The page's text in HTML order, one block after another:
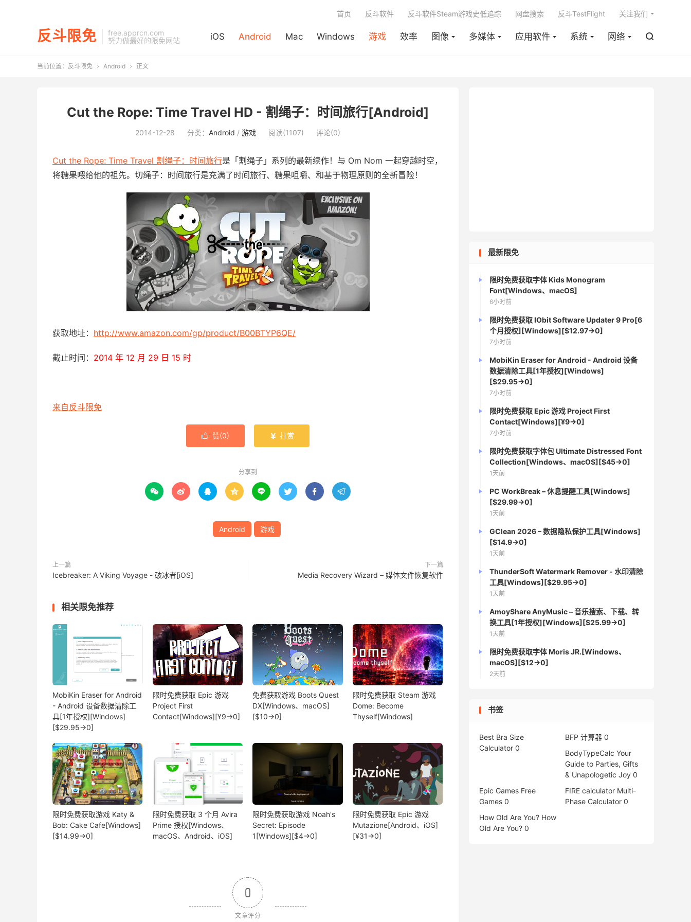
反斗限免
free.apprcn.com
努力做最好的限免网站
iOS Android Mac Windows 游戏 效率 图像 多媒体 应用软件 系统 网络 
首页 反斗软件 反斗软件Steam游戏史低追踪 网盘搜索 反斗TestFlight 关注我们
当前位置： 反斗限免  Android  正文
Cut the Rope: Time Travel HD - 割绳子：时间旅行[Android]
2014-12-28 分类： Android / 游戏 阅读(1107) 评论(0)
Cut the Rope: Time Travel 割绳子：时间旅行是「割绳子」系列的最新续作！与 Om Nom 一起穿越时空，
将糖果喂给他的祖先。切绳子：时间旅行是充满了时间旅行、糖果咀嚼、和基于物理原则的全新冒险！
获取地址： http://www.amazon.com/gp/product/B00BTYP6QE/
截止时间： 2014 年 12 月 29 日 15 时
来自反斗限免
 赞(0)  打赏
分享到
       
Android 游戏
上一篇
Icebreaker: A Viking Voyage - 破冰者[iOS]
下一篇
Media Recovery Wizard – 媒体文件恢复软件
相关限免推荐
MobiKin Eraser for Android
- Android 设备数据清除工
具[1年授权][Windows]
[$29.95→0]
限时免费获取 Epic 游戏
Project First
Contact[Windows][¥9→0]
免费获取游戏 Boots Quest
DX[Windows、macOS]
[$10→0]
限时免费获取 Steam 游戏
Dome: Become
Thyself[Windows]
限时免费获取游戏 Katy &
Bob: Cake Cafe[Windows]
[$14.99→0]
限时免费获取 3 个月 Avira
Prime 授权[Windows、
macOS、Android、iOS]
限时免费获取游戏 Noah's
Secret: Episode
1[Windows][$4→0]
限时免费获取 Epic 游戏
Mutazione[Android、iOS]
[¥31→0]
0
文章评分
最新限免
限时免费获取字体 Kids Monogram
Font[Windows、macOS]
6小时前
限时免费获取 IObit Software Updater 9 Pro[6
个月授权][Windows][$12.97→0]
7小时前
MobiKin Eraser for Android - Android 设备
数据清除工具[1年授权][Windows]
[$29.95→0]
7小时前
限时免费获取 Epic 游戏 Project First
Contact[Windows][¥9→0]
7小时前
限时免费获取字体包 Ultimate Distressed Font
Collection[Windows、macOS][$45→0]
1天前
PC WorkBreak – 休息提醒工具[Windows]
[$29.99→0]
1天前
GClean 2026 – 数据隐私保护工具[Windows]
[$14.9→0]
1天前
ThunderSoft Watermark Remover - 水印清除
工具[Windows][$29.95→0]
1天前
AmoyShare AnyMusic – 音乐搜索、下载、转
换工具[1年授权][Windows][$25.99→0]
1天前
限时免费获取字体 Moris JR.[Windows、
macOS][$12→0]
2天前
书签
Best Bra Size
Calculator 0
BFP 计算器 0
BodyTypeCalc Your
Guide to Parties, Gifts
& Unapologetic Joy 0
Epic Games Free
Games 0
FIRE calculator Multi-
Phase Calculator 0
How Old Are You? How
Old Are You? 0